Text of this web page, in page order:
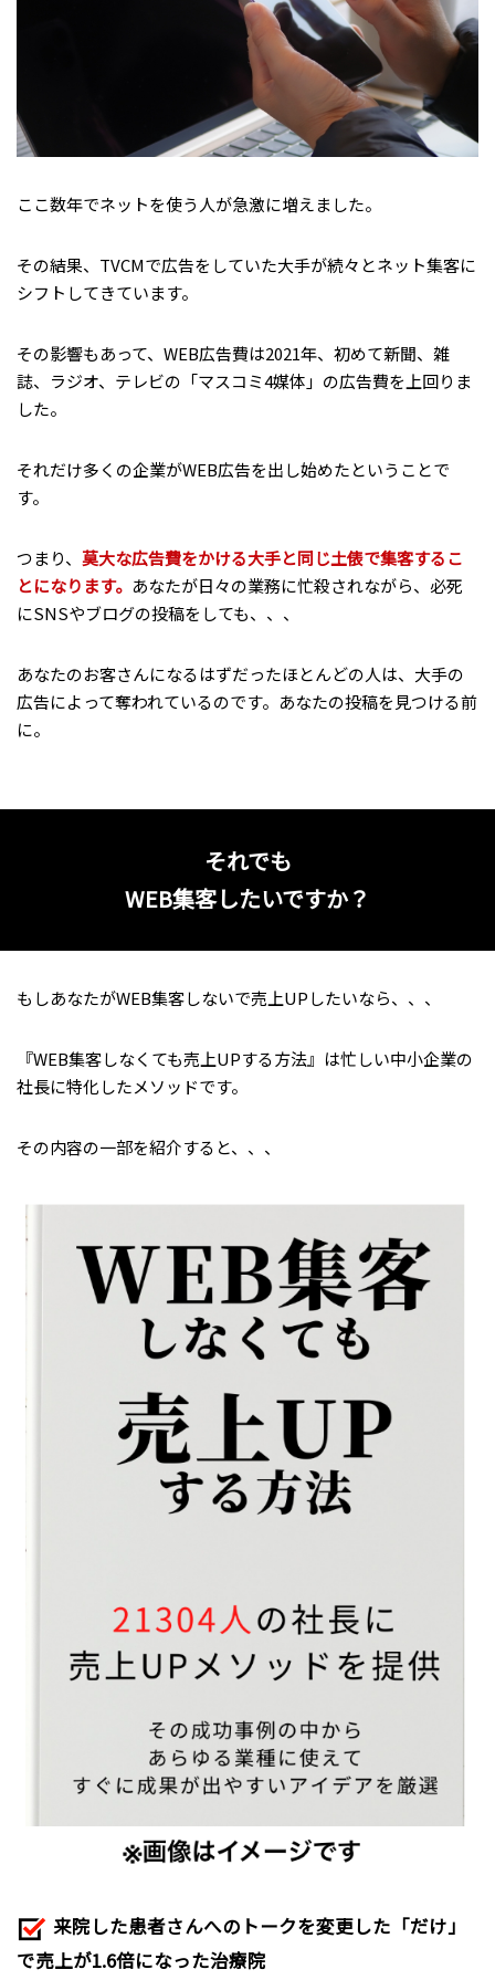
ここ数年でネットを使う人が急激に増えました。
その結果、TVCMで広告をしていた大手が続々とネット集客に
シフトしてきています。
その影響もあって、WEB広告費は2021年、初めて新聞、雑
誌、ラジオ、テレビの「マスコミ4媒体」の広告費を上回りま
した。
それだけ多くの企業がWEB広告を出し始めたということで
す。
つまり、 莫大な広告費をかける大手と同じ土俵で集客するこ
とになります。 あなたが日々の業務に忙殺されながら、必死
にSNSやブログの投稿をしても、、、
あなたのお客さんになるはずだったほとんどの人は、大手の
広告によって奪われているのです。あなたの投稿を見つける前
に。
それでも
WEB集客したいですか？
もしあなたがWEB集客しないで売上UPしたいなら、、、
『WEB集客しなくても売上UPする方法』は忙しい中小企業の
社長に特化したメソッドです。
その内容の一部を紹介すると、、、
来院した患者さんへのトークを変更した「だけ」
で売上が1.6倍になった治療院